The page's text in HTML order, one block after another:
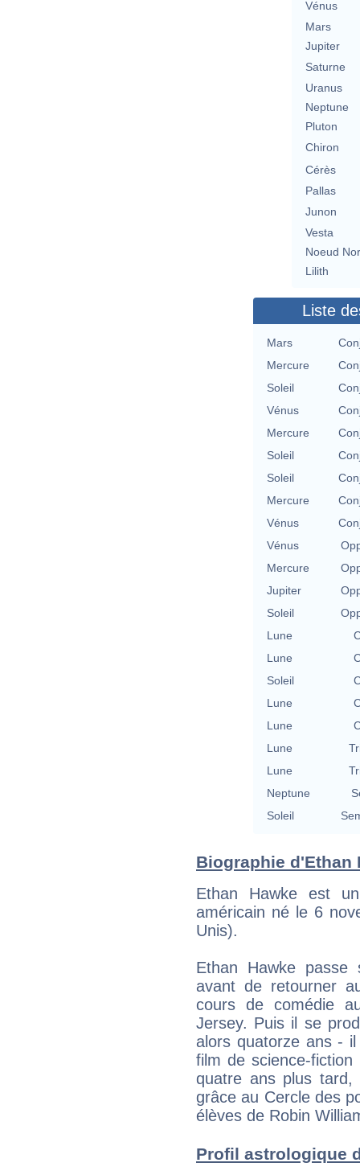
Vénus
Mars
Jupiter
Saturne
Uranus
Neptune
Pluton
Chiron
Cérès
Pallas
Junon
Vesta
Noeud
Lilith
Liste
Mars
Mercure
Soleil
Vénus
Mercure
Soleil
Soleil
Mercure
Vénus
Vénus
Mercure
Jupiter
Soleil
Lune
Lune
Soleil
Lune
Lune
Lune
Lune
Neptune
Soleil
Biographie d'Ethan
Ethan Hawke est
américain né le 6
Unis).
Ethan Hawke passe
avant de retourner
cours de comédie
Jersey. Puis il se
alors quatorze ans -
film de science-
quatre ans plus tard,
grâce au Cercle des
élèves de Robin
Profil astrologique